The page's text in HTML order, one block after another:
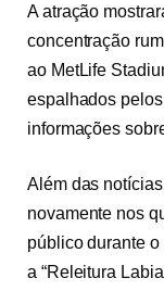
A atração
concentração
ao MetLife
espalhados
informações
Além das
novamente nos
público durante o
a “Releitura